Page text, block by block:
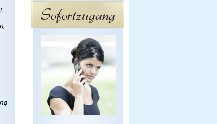
Sofortzugang